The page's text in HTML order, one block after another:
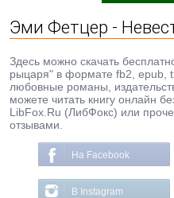
Эми Фетцер -
Здесь можно скачать
рыцаря" в формате fb2, epub,
любовные романы,
можете читать книгу онлайн
LibFox.Ru (ЛибФокс) или
отзывами.
На Facebook
В Instagram